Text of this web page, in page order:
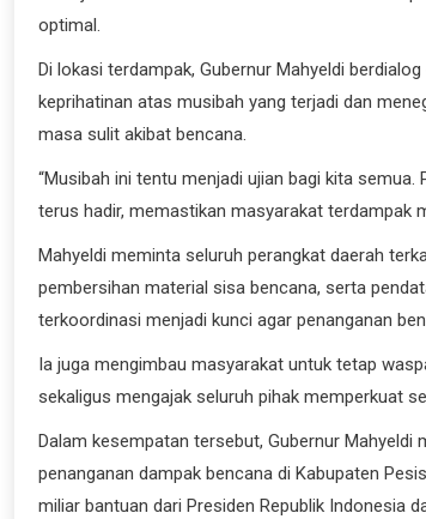
optimal.
Di lokasi terdampak, Gubernur Mahyeldi
keprihatinan atas musibah yang terjadi dan
masa sulit akibat bencana.
“Musibah ini tentu menjadi ujian bagi kita
terus hadir, memastikan masyarakat terdampak
Mahyeldi meminta seluruh perangkat daerah
pembersihan material sisa bencana, serta
terkoordinasi menjadi kunci agar penanganan
Ia juga mengimbau masyarakat untuk tetap
sekaligus mengajak seluruh pihak memperkuat
Dalam kesempatan tersebut, Gubernur
penanganan dampak bencana di Kabupaten
miliar bantuan dari Presiden Republik Indonesia